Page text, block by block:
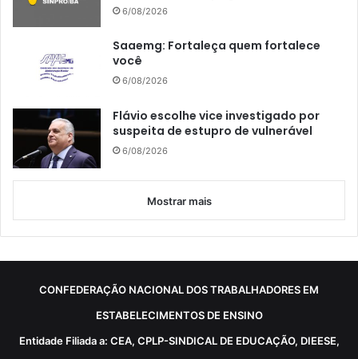
6/08/2026
Saaemg: Fortaleça quem fortalece
você
6/08/2026
Flávio escolhe vice investigado por
suspeita de estupro de vulnerável
6/08/2026
Mostrar mais
CONFEDERAÇÃO NACIONAL DOS TRABALHADORES EM
ESTABELECIMENTOS DE ENSINO
Entidade Filiada a: CEA, CPLP-SINDICAL DE EDUCAÇÃO, DIEESE,